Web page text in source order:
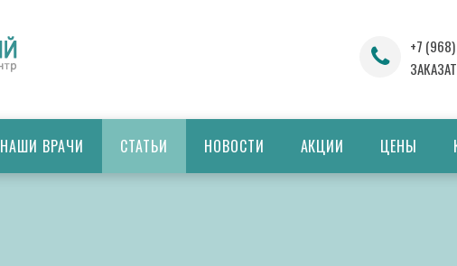
+7
НАШИ ВРАЧИ СТАТЬИ НОВОСТИ АКЦИИ ЦЕНЫ